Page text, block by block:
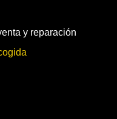
y reparación